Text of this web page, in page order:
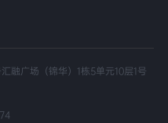
融广场（锦华）1栋5单元10层1号